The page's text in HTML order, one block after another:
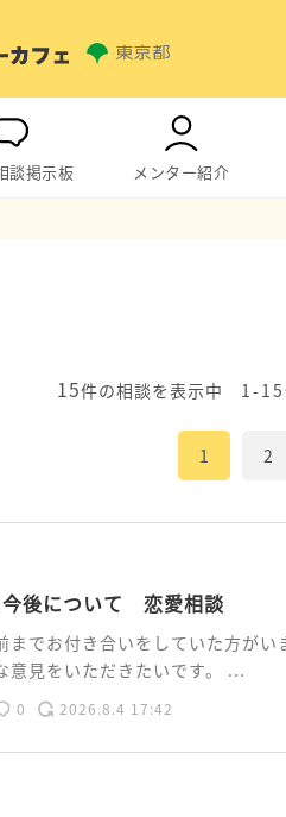
談掲示板 メンター紹介
15件の相談を表示中 1-15
1 2
今後について 恋愛相談
までお付き合いをしていた方が
意見をいただきたいです。 ...
0 2026.8.4 17:42